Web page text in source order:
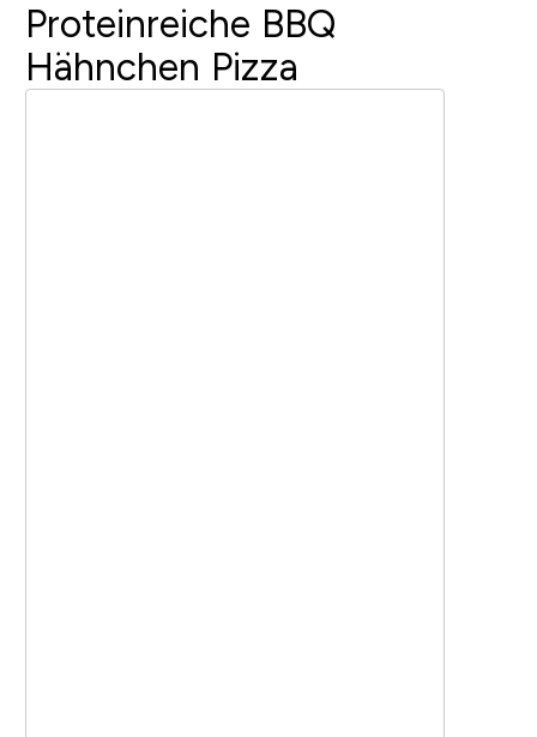
Proteinreiche BBQ
Hähnchen Pizza